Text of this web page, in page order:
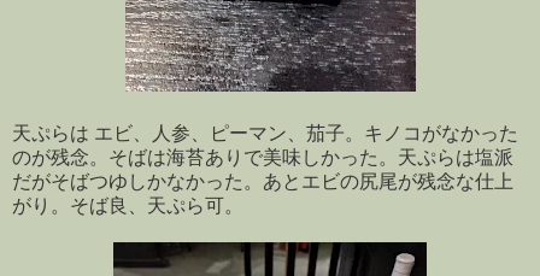
天ぷらは エビ、人参、ピーマン、茄子。キノコがなかった
のが残念。そばは海苔ありで美味しかった。天ぷらは塩派
だがそばつゆしかなかった。あとエビの尻尾が残念な仕上
がり。そば良、天ぷら可。